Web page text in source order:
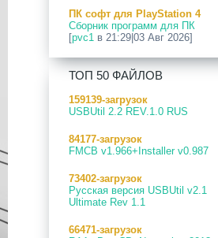
09 Апр 2026
[PS3|CFW] webMAN MOD
v1.47.48p
29 Мар 2026
[PS3] PS3HEN v3.5.0
19 Мар 2026
[PS Portal] Программное
18 Мар 2026
4.93 для PlayStation 3
17 Мар 2026
13.50 для PlayStation 4
ПК софт для PlayStation 4
Сборник программ для ПК
[pvc1 в 21:29|03 Авг 2026]
ПК софт для PlayStation 5
Сборник программ для ПК
Приложения для PlayStation 5
[pvc1в 09:02|03 Авг 2026]
PS5 payload shsrv v0.20
[pvc1в 20:58|02 Авг 2026]
PS5 Payload ELF Loader v0.24
ТОП 50 ФАЙЛОВ
159139-загрузок
USBUtil 2.2 REV.1.0 RUS
84177-загрузок
FMCB v1.966+Installer v0.987
73402-загрузок
Русская версия USBUtil v2.1
Ultimate Rev 1.1
66471-загрузок